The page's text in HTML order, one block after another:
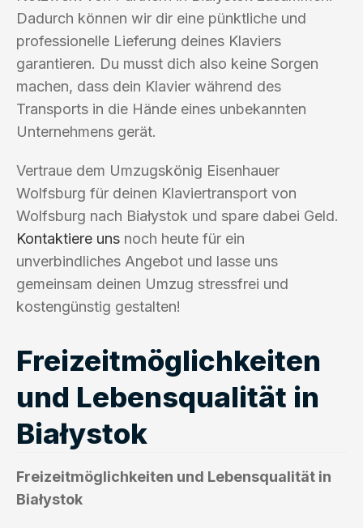
Dadurch können wir dir eine pünktliche und
professionelle Lieferung deines Klaviers
garantieren. Du musst dich also keine Sorgen
machen, dass dein Klavier während des
Transports in die Hände eines unbekannten
Unternehmens gerät.
Vertraue dem Umzugskönig Eisenhauer
Wolfsburg für deinen Klaviertransport von
Wolfsburg nach Białystok und spare dabei Geld.
Kontaktiere uns noch heute für ein
unverbindliches Angebot und lasse uns
gemeinsam deinen Umzug stressfrei und
kostengünstig gestalten!
Freizeitmöglichkeiten
und Lebensqualität in
Białystok
Freizeitmöglichkeiten und Lebensqualität in
Białystok